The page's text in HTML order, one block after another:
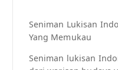
Seniman Lukisan
Yang Memukau
Seniman lukisan